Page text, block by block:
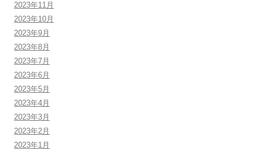
2023年11月
2023年10月
2023年9月
2023年8月
2023年7月
2023年6月
2023年5月
2023年4月
2023年3月
2023年2月
2023年1月